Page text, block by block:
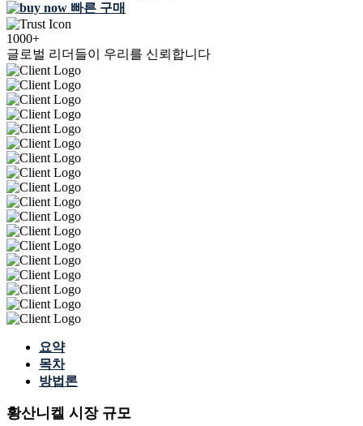
빠른 구매
1000+
글로벌 리더들이 우리를 신뢰합니다
요약
목차
방법론
황산니켈 시장 규모